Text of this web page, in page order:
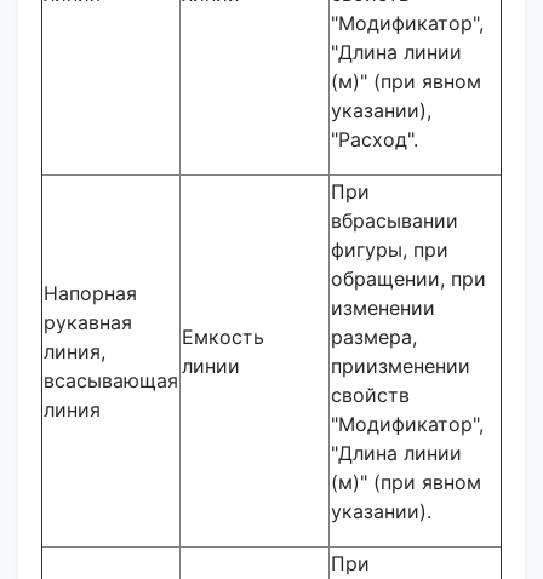
"Модификатор",
"Длина линии
(м)" (при явном
указании),
"Расход".
Напорная
рукавная
линия,
всасывающая
линия
Емкость
линии
При
вбрасывании
фигуры, при
обращении, при
изменении
размера,
приизменении
свойств
"Модификатор",
"Длина линии
(м)" (при явном
указании).
При